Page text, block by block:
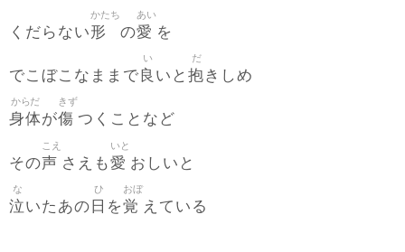
くだらない形
かたち
の愛
あい
を
でこぼこなままで良
い
いと 抱
だ
きしめ
身体
からだ
が傷
きず
つくことなど
その声
こえ
さえも愛
いと
おしいと
泣
な
いたあの 日
ひ
を覚
おぼ
えている